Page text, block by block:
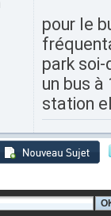
pour le
park
un bus
station